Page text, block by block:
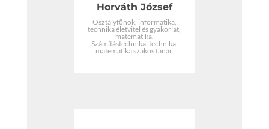
Horváth József
Osztályfőnök, informatika,
technika életvitel és gyakorlat,
matematika.
Számítástechnika, technika,
matematika szakos tanár.